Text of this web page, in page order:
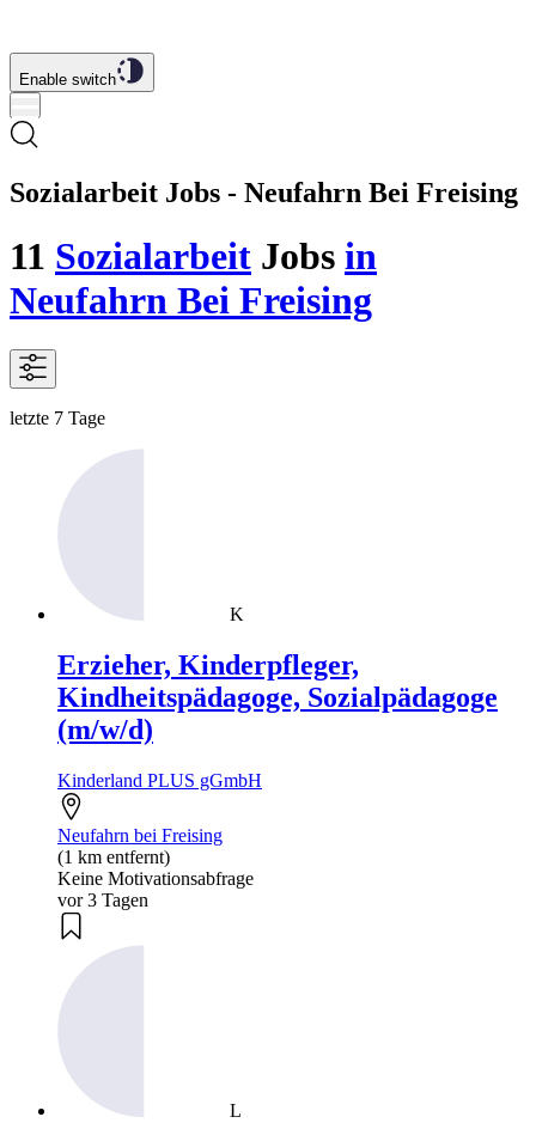
Enable switch
Sozialarbeit Jobs - Neufahrn Bei Freising
11 Sozialarbeit Jobs in
Neufahrn Bei Freising
letzte 7 Tage
K
Erzieher, Kinderpfleger,
Kindheitspädagoge, Sozialpädagoge
(m/w/d)
Kinderland PLUS gGmbH
Neufahrn bei Freising
(1 km entfernt)
Keine Motivationsabfrage
vor 3 Tagen
L